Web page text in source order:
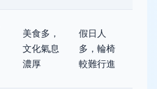
美食多，
文化氣息
濃厚
假日人
多，輪椅
較難行進